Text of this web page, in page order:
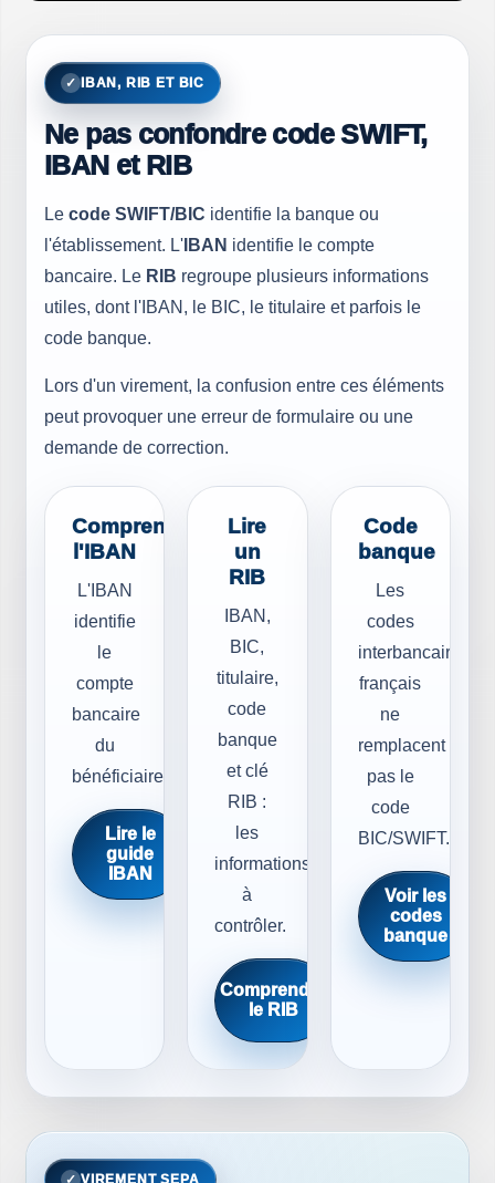
IBAN, RIB ET BIC
Ne pas confondre code SWIFT,
IBAN et RIB
Le code SWIFT/BIC identifie la banque ou
l'établissement. L' IBAN identifie le compte
bancaire. Le RIB regroupe plusieurs informations
utiles, dont l'IBAN, le BIC, le titulaire et parfois le
code banque.
Lors d'un virement, la confusion entre ces éléments
peut provoquer une erreur de formulaire ou une
demande de correction.
Comprendre
l'IBAN
L'IBAN
identifie
le
compte
bancaire
du
bénéficiaire.
Lire le
guide
IBAN
Lire
un
RIB
IBAN,
BIC,
titulaire,
code
banque
et clé
RIB :
les
informations
à
contrôler.
Comprendre
le RIB
Code
banque
Les
codes
interbancaires
français
ne
remplacent
pas le
code
BIC/SWIFT.
Voir les
codes
banque
VIREMENT SEPA